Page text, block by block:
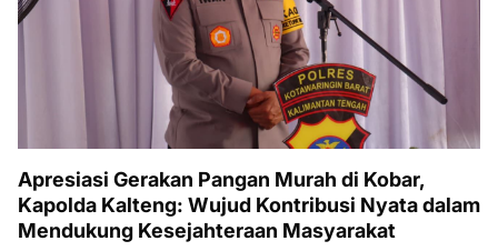
Apresiasi Gerakan Pangan Murah di Kobar,
Kapolda Kalteng: Wujud Kontribusi Nyata dalam
Mendukung Kesejahteraan Masyarakat